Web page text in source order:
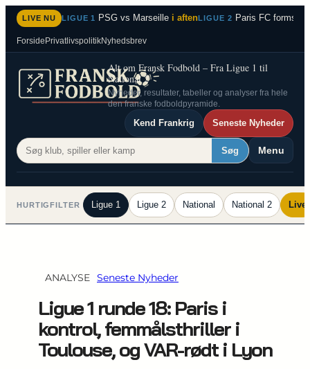
Spring
indhold
LIVE NU LIGUE 1 PSG vs Marseille i aftenLIGUE 2 Paris FC
Forside PrivatlivspolitikNyhedsbrev
Alt om Fransk Fodbold – Fra Ligue 1 til
National 2
Nyheder, resultater, tabeller og analyser fra hele
den franske fodboldpyramide.
Kend Frankrig Seneste Nyheder
Søg Menu
HURTIGFILTER Ligue 1 Ligue 2 National National 2 Live
ANALYSE Seneste Nyheder
Ligue 1 runde 18: Paris i
kontrol, femmålsthriller i
Toulouse, og VAR-rødt i Lyon